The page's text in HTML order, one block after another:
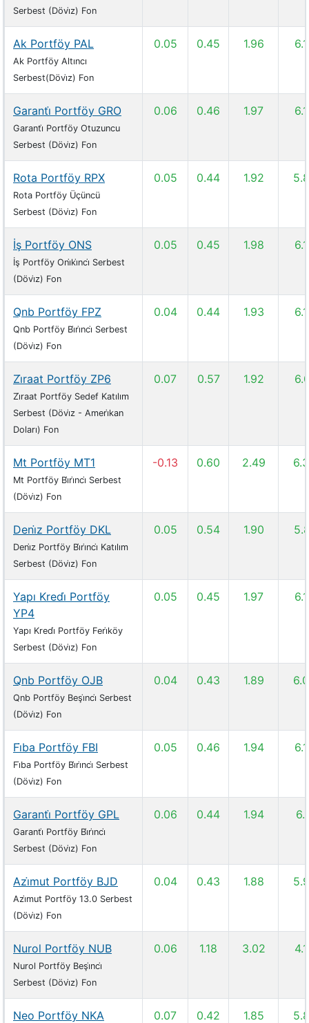
Serbest (Dövi̇z) Fon
Ak Portföy PAL
Ak Portföy Altıncı
Serbest(Dövi̇z) Fon
0.05 0.45 1.96
Garanti̇ Portföy GRO
Garanti̇ Portföy Otuzuncu
Serbest (Dövi̇z) Fon
0.06 0.46 1.97
Rota Portföy RPX
Rota Portföy Üçüncü
Serbest (Dövi̇z) Fon
0.05 0.44 1.92
İş Portföy ONS
İş Portföy Oni̇ki̇nci̇ Serbest
(Dövi̇z) Fon
0.05 0.45 1.98
Qnb Portföy FPZ
Qnb Portföy Bi̇ri̇nci̇ Serbest
(Dövi̇z) Fon
0.04 0.44 1.93
Zi̇raat Portföy ZP6
Zi̇raat Portföy Sedef Katılım
Serbest (Dövi̇z - Ameri̇kan
Doları) Fon
0.07 0.57 1.92
Mt Portföy MT1
Mt Portföy Bi̇ri̇nci̇ Serbest
(Dövi̇z) Fon
-0.13 0.60 2.49
Deni̇z Portföy DKL
Deni̇z Portföy Bi̇ri̇nci̇ Katılım
Serbest (Dövi̇z) Fon
0.05 0.54 1.90
Yapı Kredi̇ Portföy
YP4
Yapı Kredi̇ Portföy Feri̇köy
Serbest (Dövi̇z) Fon
0.05 0.45 1.97
Qnb Portföy OJB
Qnb Portföy Beşi̇nci̇ Serbest
(Dövi̇z) Fon
0.04 0.43 1.89
Fi̇ba Portföy FBI
Fi̇ba Portföy Bi̇ri̇nci̇ Serbest
(Dövi̇z) Fon
0.05 0.46 1.94
Garanti̇ Portföy GPL
Garanti̇ Portföy Bi̇ri̇nci̇
Serbest (Dövi̇z) Fon
0.06 0.44 1.94
Azi̇mut Portföy BJD
Azi̇mut Portföy 13.0 Serbest
(Dövi̇z) Fon
0.04 0.43 1.88
Nurol Portföy NUB
Nurol Portföy Beşi̇nci̇
Serbest (Dövi̇z) Fon
0.06 1.18 3.02
Neo Portföy NKA 0.07 0.42 1.85